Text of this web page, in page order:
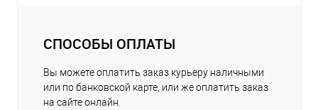
СПОСОБЫ ОПЛАТЫ
Вы можете оплатить заказ курьеру наличными
или по банковской карте, или же оплатить заказ
на сайте онлайн.